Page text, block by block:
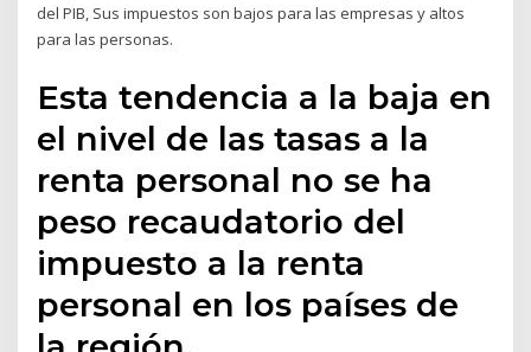
del PIB, Sus impuestos son bajos para las empresas y altos
para las personas.
Esta tendencia a la baja en
el nivel de las tasas a la
renta personal no se ha
peso recaudatorio del
impuesto a la renta
personal en los países de